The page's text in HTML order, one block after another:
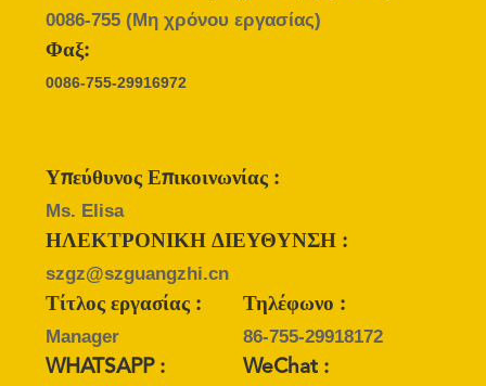
0086-755(Μη χρόνου εργασίας)
Φαξ:
0086-755-29916972
Υπεύθυνος Επικοινωνίας :
Ms. Elisa
ΗΛΕΚΤΡΟΝΙΚΗ ΔΙΕΥΘΥΝΣΗ :
szgz@szguangzhi.cn
Τίτλος εργασίας :
Manager
Τηλέφωνο :
86-755-29918172
WHATSAPP :
WeChat :